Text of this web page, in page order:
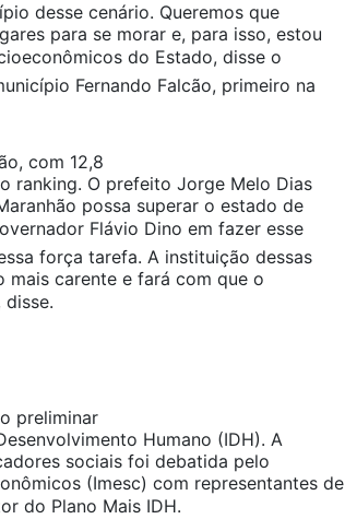
desse cenário. Queremos que
para se morar e, para isso, estou
do Estado, disse o
Fernando Falcão, primeiro na
com 12,8
ranking. O prefeito Jorge Melo Dias
possa superar o estado de
Flávio Dino em fazer esse
força tarefa. A instituição dessas
mais carente e fará com que o
disse.
preliminar
Humano (IDH). A
sociais foi debatida pelo
(Imesc) com representantes de
Plano Mais IDH.